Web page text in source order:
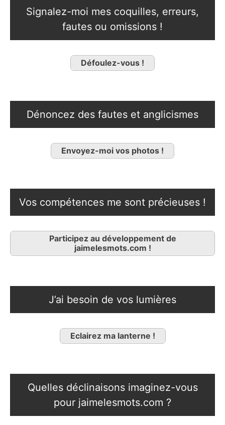
Signalez-moi mes coquilles, erreurs,
fautes ou omissions !
Défoulez-vous !
Dénoncez des fautes et anglicismes
Envoyez-moi vos photos !
Vos compétences me sont précieuses !
Participez au développement de
jaimelesmots.com !
J’ai besoin de vos lumières
Eclairez ma lanterne !
Quelles déclinaisons imaginez-vous
pour jaimelesmots.com ?